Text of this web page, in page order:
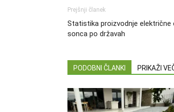
Prejšnji članek
Statistika proizvodnje električne
sonca po državah
PODOBNI ČLANKI PRIKAŽI